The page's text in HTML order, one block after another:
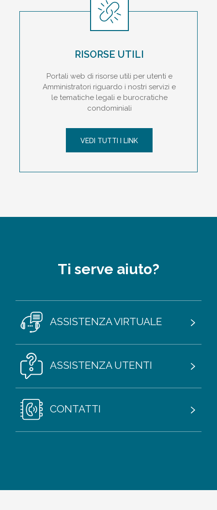
RISORSE UTILI
Portali web di risorse utili per utenti e
Amministratori riguardo i nostri servizi e
le tematiche legali e burocratiche
condominiali
VEDI TUTTI I LINK
Ti serve aiuto?
ASSISTENZA VIRTUALE
ASSISTENZA UTENTI
CONTATTI